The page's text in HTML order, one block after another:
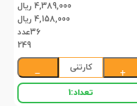
4,389,000 ریال
4,158,000 ریال
36عدد
249
+
کارتنی
−
تعداد:1